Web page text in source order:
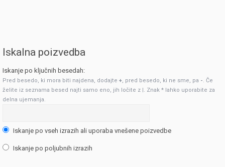
Iskalna poizvedba
Iskanje po ključnih besedah:
Pred besedo, ki mora biti najdena, dodajte +, pred besedo, ki ne sme, pa -. Če
želite iz seznama besed najti samo eno, jih ločite z |. Znak * lahko uporabite za
delna ujemanja.
Iskanje po vseh izrazih ali uporaba vnešene poizvedbe
Iskanje po poljubnih izrazih